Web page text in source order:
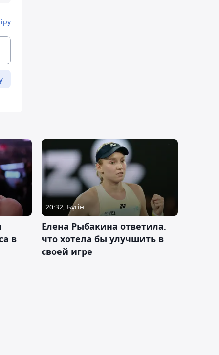
в
20:32, Бүгін
Елена Рыбакина ответила,
что хотела бы улучшить в
своей игре